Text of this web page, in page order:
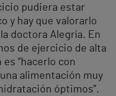
pudiera estar
y hay que valorarlo
doctora Alegría. En
de ejercicio de alta
“hacerlo con
alimentación muy
óptimos”.